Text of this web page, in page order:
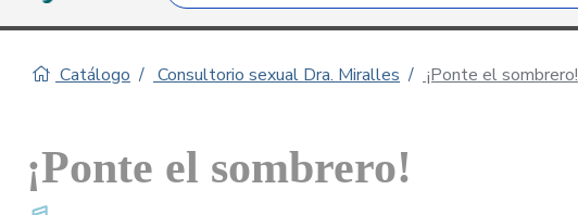
Catálogo Consultorio sexual Dra. Miralles ¡Ponte el sombrero!
¡Ponte el sombrero!